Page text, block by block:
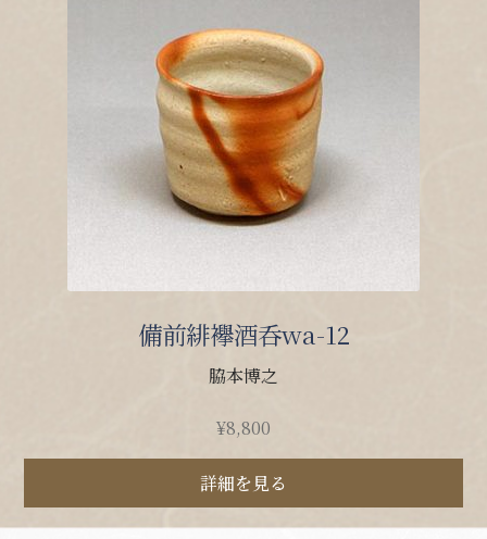
備前緋襷酒呑wa-12
脇本博之
¥8,800
詳細を見る